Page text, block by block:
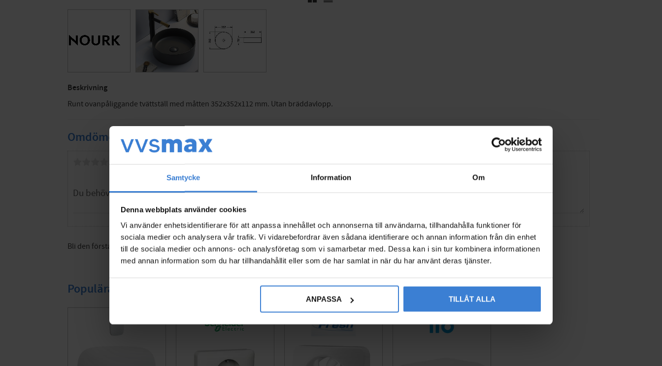
Samtycke Information Om
Denna webbplats använder cookies
Vi använder enhetsidentifierare för att anpassa innehållet och annonserna till användarna, tillhandahålla funktioner för
sociala medier och analysera vår trafik. Vi vidarebefordrar även sådana identifierare och annan information från din enhet
till de sociala medier och annons- och analysföretag som vi samarbetar med. Dessa kan i sin tur kombinera informationen
med annan information som du har tillhandahållit eller som de har samlat in när du har använt deras tjänster.
ANPASSA TILLÅT ALLA
Beskrivning
Runt ovanpåliggande tvättställ med måtten 352x352x112 mm. Utan bräddavlopp.
Omdömen
Du
Bli den första att lämna ett omdöme.
Populära produkter